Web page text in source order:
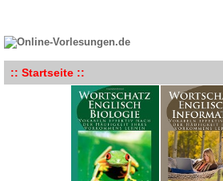
:: Startseite ::